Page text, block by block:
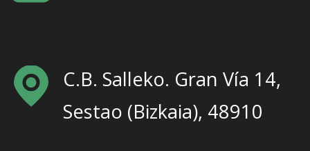
C.B. Salleko. Gran Vía 14,
Sestao (Bizkaia), 48910